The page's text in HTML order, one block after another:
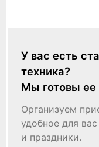
У вас есть
техника?
Мы готовы ее
Организуем
удобное для
и праздники.